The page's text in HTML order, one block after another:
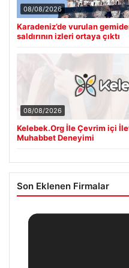
08/08/2026
Karadeniz’de vurulan
saldırının izleri ortaya çıktı
08/08/2026
Kelebek.Org İle Çevrim içi
Muhabbet Deneyimi
Son Eklenen Firmalar